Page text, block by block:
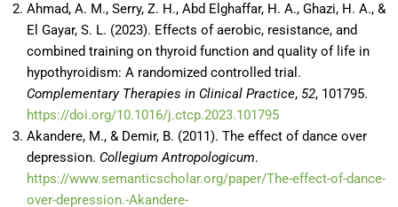
Ahmad, A. M., Serry, Z. H., Abd Elghaffar, H. A., Ghazi, H. A., &
El Gayar, S. L. (2023). Effects of aerobic, resistance, and
combined training on thyroid function and quality of life in
hypothyroidism: A randomized controlled trial.
Complementary Therapies in Clinical Practice, 52, 101795.
https://doi.org/10.1016/j.ctcp.2023.101795
Akandere, M., & Demir, B. (2011). The effect of dance over
depression. Collegium Antropologicum.
https://www.semanticscholar.org/paper/The-effect-of-dance-
over-depression.-Akandere-